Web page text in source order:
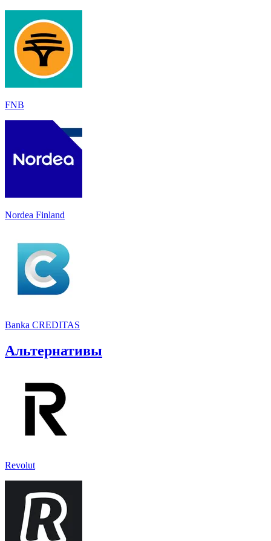
FNB
Nordea Finland
Banka CREDITAS
Альтернативы
Revolut